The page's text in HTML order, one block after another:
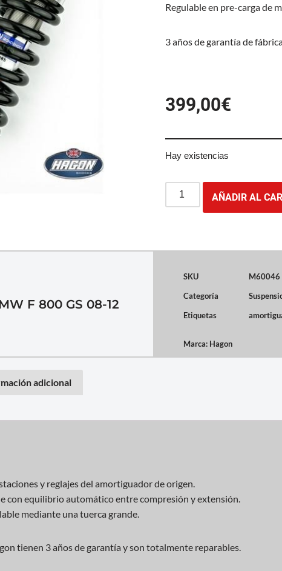
Regulable en pre-carga de
3 años de garantía de
399,00€
Hay existencias
AÑADIR AL
F 800 GS 08-12
SKU
M60046
Categoría
Etiquetas
Marca: Hagon
adicional
y reglajes del amortiguador de origen.
con equilibrio automático entre compresión y extensión.
mediante una tuerca grande.
tienen 3 años de garantía y son totalmente reparables.